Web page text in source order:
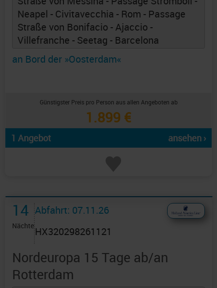
Neapel - Civitavecchia - Rom - Passage
Straße von Bonifacio - Ajaccio -
Villefranche - Seetag - Barcelona
an Bord der »Oosterdam«
Günstigster Preis pro Person aus allen Angeboten ab
1.899 €
1 Angebot ansehen ›
14
Nächte
Abfahrt: 07.11.26
HX320298261121
Nordeuropa 15 Tage ab/an
Rotterdam